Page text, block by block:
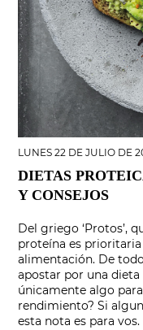
LUNES 22 DE JULIO DE
DIETAS
Y CONSEJOS
Del griego ‘Protos’,
proteína es
alimentación. De
apostar por una dieta
únicamente algo
rendimiento? Si
esta nota es para vos.